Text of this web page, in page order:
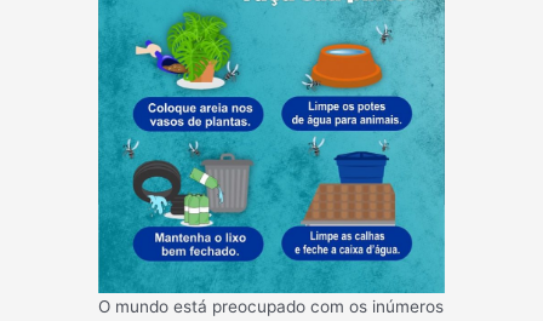
O mundo está preocupado com os inúmeros